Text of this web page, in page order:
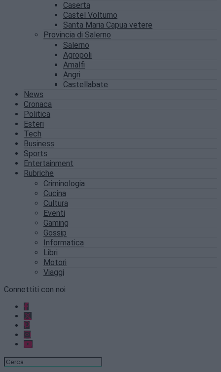
Caserta
Castel Volturno
Santa Maria Capua vetere
Provincia di Salerno
Salerno
Agropoli
Amalfi
Angri
Castellabate
News
Cronaca
Politica
Esteri
Tech
Business
Sports
Entertainment
Rubriche
Criminologia
Cucina
Cultura
Eventi
Gaming
Gossip
Informatica
Libri
Motori
Viaggi
Connettiti con noi